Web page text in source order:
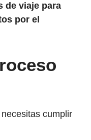
de viaje para
por el
cumplir